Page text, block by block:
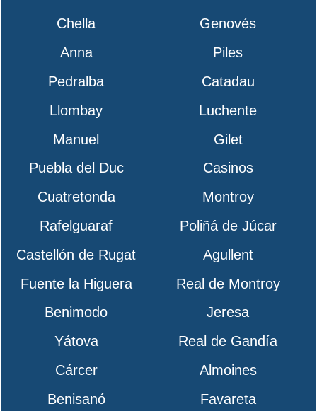
Chella
Genovés
Anna
Piles
Pedralba
Catadau
Llombay
Luchente
Manuel
Gilet
Puebla del Duc
Casinos
Cuatretonda
Montroy
Rafelguaraf
Poliñá de Júcar
Castellón de Rugat
Agullent
Fuente la Higuera
Real de Montroy
Benimodo
Jeresa
Yátova
Real de Gandía
Cárcer
Almoines
Benisanó
Favareta